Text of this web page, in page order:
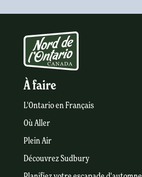
À faire
L'Ontario en Français
Où Aller
Plein Air
Découvrez Sudbury